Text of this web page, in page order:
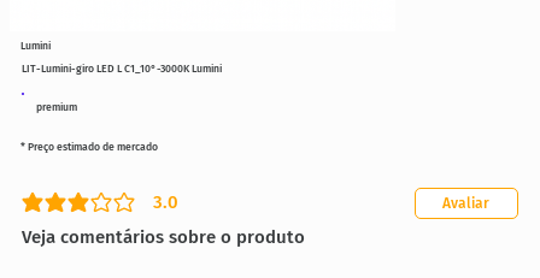
premium
LIT-Lumini-giro LED L C1_10°-3000K Lumini
3.0
classificação média é 3 de 5
Veja comentários sobre o produto
Avaliar
* Preço estimado de mercado
Lumini